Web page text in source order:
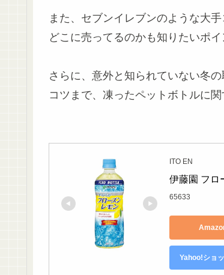
また、セブンイレブンのような大
どこに売ってるのかも知りたいポイ
さらに、意外と知られていない冬
コツまで、凍ったペットボトルに
ITO EN
伊藤園 フロ
65633
Yahoo!ショ